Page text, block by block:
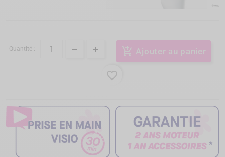
Quantité : add_shopping_cart Ajouter au panier
favorite_border